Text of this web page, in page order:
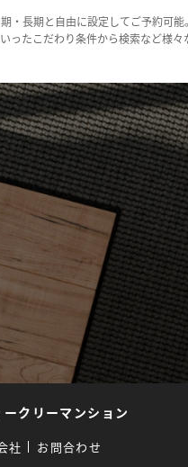
・長期と自由に設定してご予約可
たこだわり条件から検索など様々
クリーマンション
社 お問合わせ